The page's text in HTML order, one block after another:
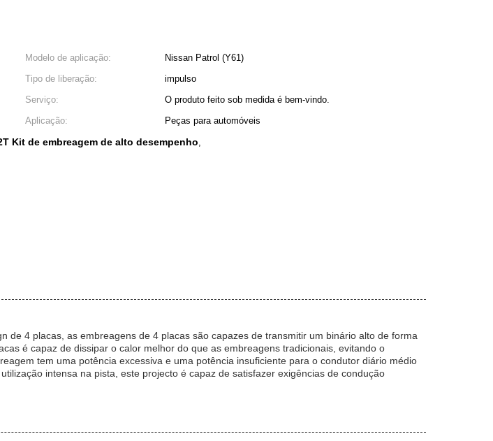
Modelo de aplicação:
Nissan Patrol (Y61)
Tipo de liberação:
impulso
Serviço:
O produto feito sob medida é bem-vindo.
Aplicação:
Peças para automóveis
Kit de embreagem de alto desempenho,
4 placas, as embreagens de 4 placas são capazes de transmitir um binário alto de forma
é capaz de dissipar o calor melhor do que as embreagens tradicionais, evitando o
tem uma potência excessiva e uma potência insuficiente para o condutor diário médio
intensa na pista, este projecto é capaz de satisfazer exigências de condução